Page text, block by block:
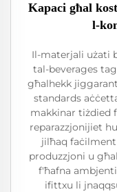
Kapaci għal
l-
Il-materjali użati
tal-beverages
għalhekk
standards
makkinar tiżdied
reparazzjonijiet
jilħaq
produzzjoni u
f'ħafna
ifittxu li